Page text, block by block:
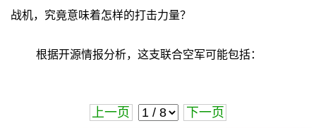
战机，究竟意味着怎样的打击力量？
根据开源情报分析，这支联合空军可能包括：
上一页 下一页